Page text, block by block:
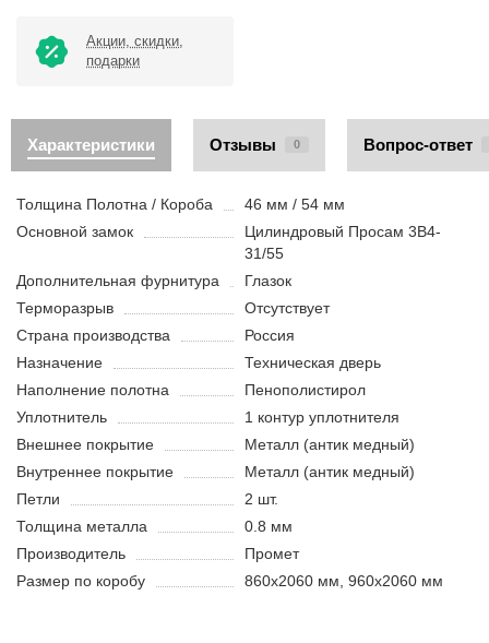
Акции, скидки,
подарки
Характеристики Отзывы 0 Вопрос-ответ
Толщина Полотна / Короба
46 мм / 54 мм
Основной замок
Цилиндровый Просам 3В4-
31/55
Дополнительная фурнитура
Глазок
Терморазрыв
Отсутствует
Страна производства
Россия
Назначение
Техническая дверь
Наполнение полотна
Пенополистирол
Уплотнитель
1 контур уплотнителя
Внешнее покрытие
Металл (антик медный)
Внутреннее покрытие
Металл (антик медный)
Петли
2 шт.
Толщина металла
0.8 мм
Производитель
Промет
Размер по коробу
860х2060 мм, 960х2060 мм